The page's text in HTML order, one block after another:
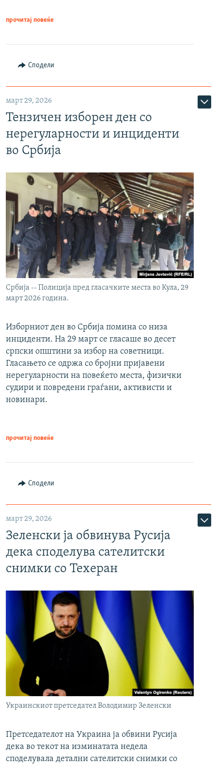
прочитај повеќе
Сподели
март 29, 2026
Тензичен изборен ден со
нерегуларности и инциденти
во Србија
Србија -- Полиција пред гласачките места во Кула, 29
март 2026 година.
Изборниот ден во Србија помина со низа
инциденти. На 29 март се гласаше во десет
српски општини за избор на советници.
Гласањето се одржа со бројни пријавени
нерегуларности на повеќето места, физички
судири и повредени граѓани, активисти и
новинари.
прочитај повеќе
Сподели
март 29, 2026
Зеленски ја обвинува Русија
дека споделува сателитски
снимки со Техеран
Украинскиот претседател Володимир Зеленски
Претседателот на Украина ја обвини Русија
дека во текот на изминатата недела
споделувала детални сателитски снимки со